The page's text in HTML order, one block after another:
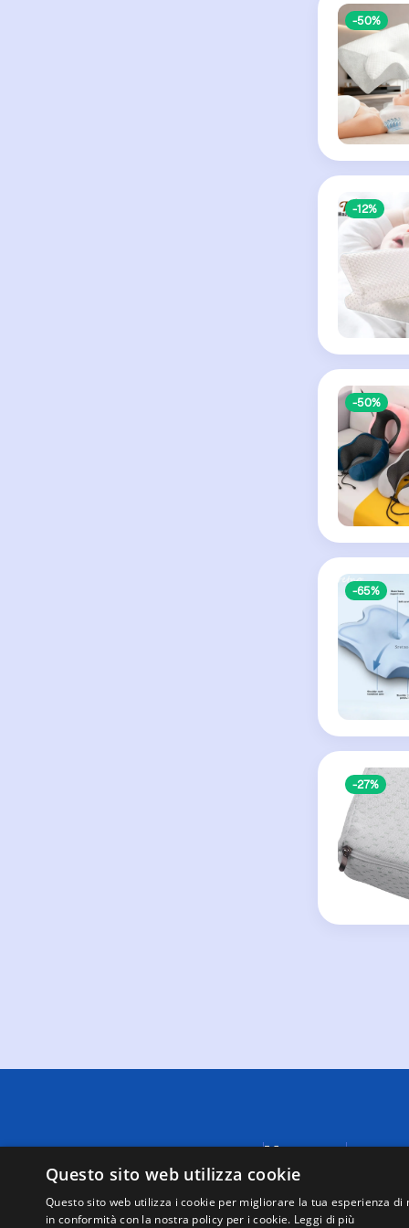
-50%
-12%
-50%
-65%
-27%
Menu
Negozi
Supporto
Mappa del
A causa
tutte le
Questo sito web utilizza cookie
Questo sito web utilizza i cookie per migliorare la tua esperienza
in conformità con la nostra policy per i cookie. Leggi di più